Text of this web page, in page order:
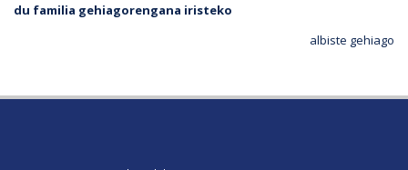
du familia gehiagorengana iristeko
albiste gehiago